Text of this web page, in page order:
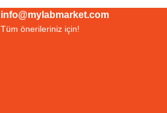
info@mylabmarket.com
Tüm önerileriniz için!